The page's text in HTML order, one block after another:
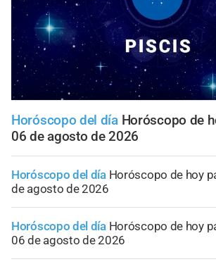
Horóscopo del día Horóscopo de
06 de agosto de 2026
Horóscopo del día Horóscopo de hoy
de agosto de 2026
Horóscopo del día Horóscopo de hoy
06 de agosto de 2026